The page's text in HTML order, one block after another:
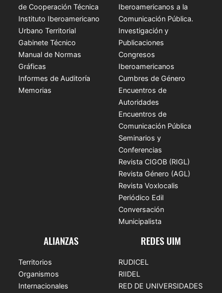
de Cooperación Técnica
Instituto Iberoamericano
Urbano Territorial
Gabinete Técnico
Manual de Normas
Gráficas
Informes de Auditoría
Memorias
Iberoamericanos a la
Comunicación Pública.
Investigación y
Publicaciones
Congresos
Iberoamericanos
Cumbres de Género
Encuentros de
Autoridades
Encuentros de
Comunicación Pública
Seminarios y
Conferencias
Revista CIGOB (RIGL)
Revista Género (AGL)
Revista Voxlocalis
Periódico Edil
Conversación
Municipalista
ALIANZAS
Territorios
Organismos
Internacionales
REDES UIM
RUDICEL
RIIDEL
RED DE UNIVERSIDADES